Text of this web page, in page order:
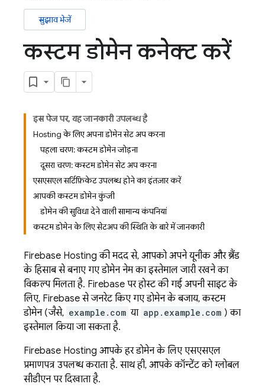
सुझाव भेजें
कस्टम डोमेन कनेक्ट करें
इस पेज पर, यह जानकारी उपलब्ध है
Hosting के लिए अपना डोमेन सेट अप करना
पहला चरण: कस्टम डोमेन जोड़ना
दूसरा चरण: कस्टम डोमेन सेट अप करना
एसएसएल सर्टिफ़िकेट उपलब्ध होने का इंतज़ार करें
आपकी कस्टम डोमेन कुंजी
डोमेन की सुविधा देने वाली सामान्य कंपनियां
कस्टम डोमेन के लिए सेटअप की स्थिति के बारे में जानकारी
Firebase Hosting की मदद से, आपको अपने यूनीक और ब्रैंड
के हिसाब से बनाए गए डोमेन नेम का इस्तेमाल जारी रखने का
विकल्प मिलता है. Firebase पर होस्ट की गई अपनी साइट के
लिए, Firebase से जनरेट किए गए डोमेन के बजाय, कस्टम
डोमेन (जैसे, example.com या app.example.com ) का
इस्तेमाल किया जा सकता है.
Firebase Hosting आपके हर डोमेन के लिए एसएसएल
प्रमाणपत्र उपलब्ध कराता है. साथ ही, आपके कॉन्टेंट को ग्लोबल
सीडीएन पर दिखाता है.